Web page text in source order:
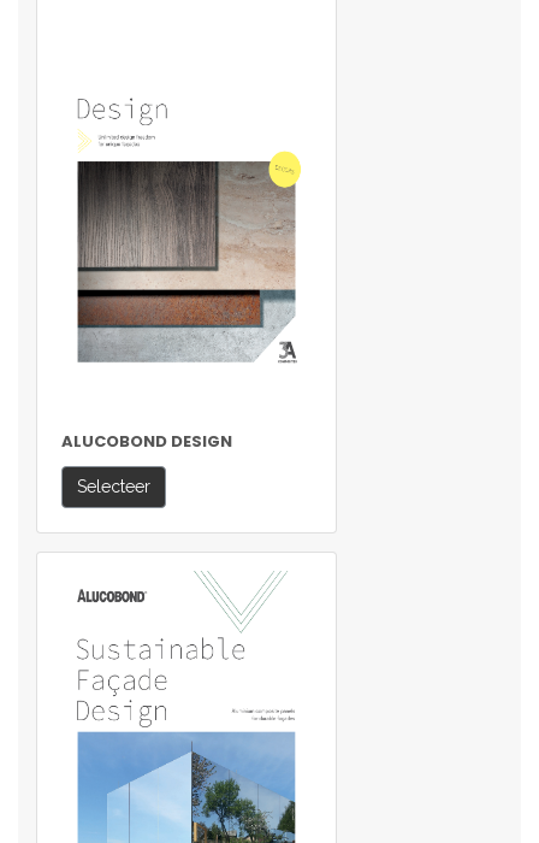
ALUCOBOND DESIGN
Selecteer